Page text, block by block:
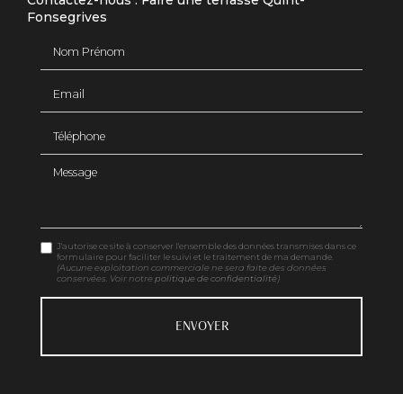
Fonsegrives
Message
J'autorise ce site à conserver l'ensemble des données transmises dans ce
formulaire pour faciliter le suivi et le traitement de ma demande.
(Aucune exploitation commerciale ne sera faite des données
conservées. Voir notre politique de confidentialité)